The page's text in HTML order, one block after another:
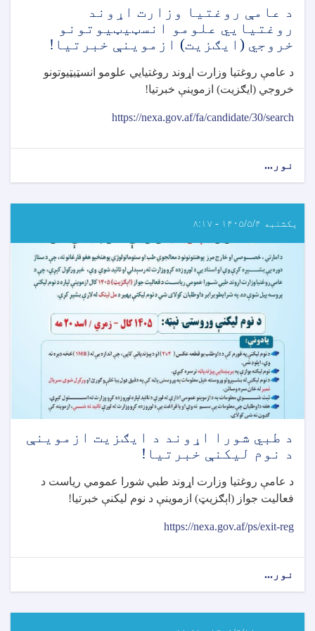
د عامې روغتيا وزارت اړوند
روغتيايي علومو انسټيټيوتونو
خروجي (ايګزيت) ازموينې خبرتيا!
د عامې روغتيا وزارت اړوند روغتيايي علومو انسټيټيوتونو
خروجي (ايګزيت) ازموينې خبرتيا!
https://nexa.gov.af/fa/candidate/30/search
نور...
روغتيا
وزارت
علومو
انسټيټيوتونو
خروجي
ازموينې
خبرتيا!
یکشنبه ۱۴۰۵/۵/۴ - ۸:۱۷
د طبي شورا اړوند د ایګزیت ازموینې
د نوم لیکنې خبرتیا!
د عامې روغتیا وزارت اړوند طبي شورا عمومي رياست د
فعاليت جواز (اېګزيټ) ازموينې د نوم ليکنې خبرتيا!
https://nexa.gov.af/ps/exit-reg
نور...
شورا